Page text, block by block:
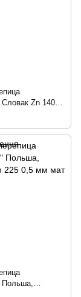
Zn 140
Польша,
0,5 мм мат